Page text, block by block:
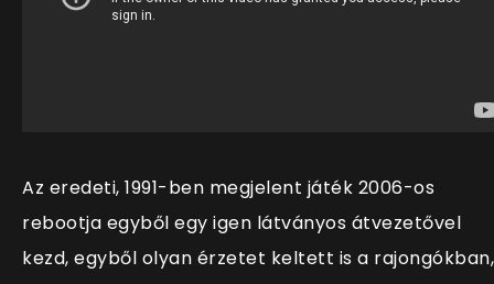
Az eredeti, 1991-ben megjelent játék 2006-os
rebootja egyből egy igen látványos átvezetővel
kezd, egyből olyan érzetet keltett is a rajongókban,